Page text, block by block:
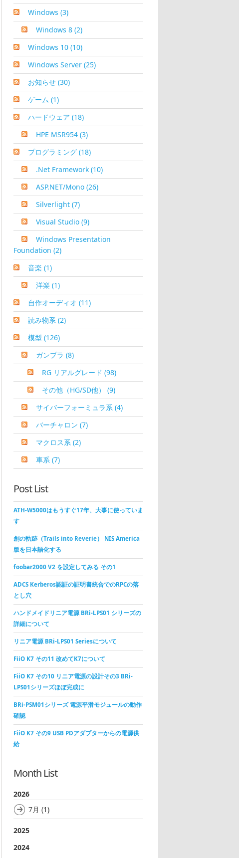
Windows (3)
Windows 8 (2)
Windows 10 (10)
Windows Server (25)
お知らせ (30)
ゲーム (1)
ハードウェア (18)
HPE MSR954 (3)
プログラミング (18)
.Net Framework (10)
ASP.NET/Mono (26)
Silverlight (7)
Visual Studio (9)
Windows Presentation
Foundation (2)
音楽 (1)
洋楽 (1)
自作オーディオ (11)
読み物系 (2)
模型 (126)
ガンプラ (8)
RG リアルグレード (98)
その他（HG/SD他） (9)
サイバーフォーミュラ系 (4)
バーチャロン (7)
マクロス系 (2)
車系 (7)
Post List
ATH-W5000はもうすぐ17年、大事に使っていま
す
創の軌跡（Trails into Reverie） NIS America
版を日本語化する
foobar2000 V2 を設定してみる その1
ADCS Kerberos認証の証明書統合でのRPCの落
とし穴
ハンドメイドリニア電源 BRi-LPS01 シリーズの
詳細について
リニア電源 BRi-LPS01 Seriesについて
FiiO K7 その11 改めてK7について
FiiO K7 その10 リニア電源の設計その3 BRi-
LPS01シリーズほぼ完成に
BRi-PSM01シリーズ 電源平滑モジュールの動作
確認
FiiO K7 その9 USB PDアダプターからの電源供
給
Month List
2026
7月 (1)
2025
2024